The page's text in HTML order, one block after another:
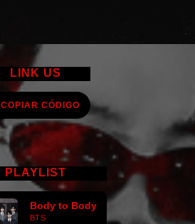
LINK US
COPIAR CÓDIGO
PLAYLIST
Body to Body
BTS